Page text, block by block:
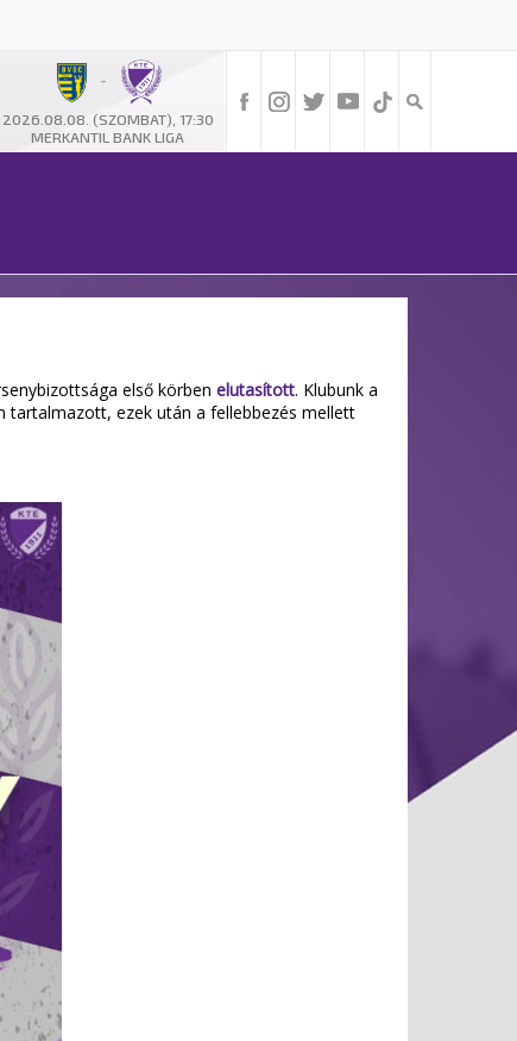
-
2026.08.08. (SZOMBAT), 17:30
MERKANTIL BANK LIGA
első körben elutasított. Klubunk a
tartalmazott, ezek után a fellebbezés mellett